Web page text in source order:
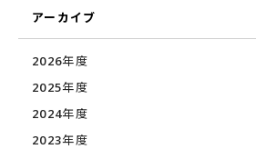
アーカイブ
2026年度
2025年度
2024年度
2023年度